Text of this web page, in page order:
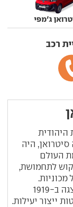
ג'מפי
רכב
היהודית
היה
העולם
לתחמושת,
המכונית הראשונה, סיטרואן דגם A, הוצגה ב-1919
ייצור יעילות.